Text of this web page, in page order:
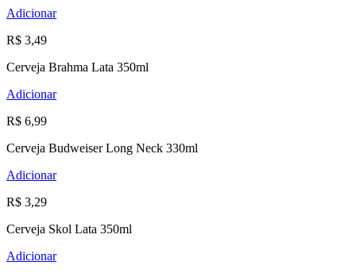
Adicionar
R$ 3,49
Cerveja Brahma Lata 350ml
Adicionar
R$ 6,99
Cerveja Budweiser Long Neck 330ml
Adicionar
R$ 3,29
Cerveja Skol Lata 350ml
Adicionar